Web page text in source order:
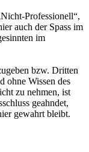
Professionell“,
auch der Spass im
im
bzw. Dritten
ohne Wissen des
zu nehmen, ist
geahndet,
gewahrt bleibt.